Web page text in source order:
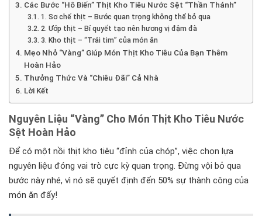
Các Bước “Hô Biến” Thịt Kho Tiêu Nước Sệt “Thần Thánh”
1. Sơ chế thịt – Bước quan trọng không thể bỏ qua
2. Ướp thịt – Bí quyết tạo nên hương vị đậm đà
3. Kho thịt – “Trái tim” của món ăn
Mẹo Nhỏ “Vàng” Giúp Món Thịt Kho Tiêu Của Bạn Thêm
Hoàn Hảo
Thưởng Thức Và “Chiêu Đãi” Cả Nhà
Lời Kết
Nguyên Liệu “Vàng” Cho Món Thịt Kho Tiêu Nước
Sệt Hoàn Hảo
Để có một nồi thịt kho tiêu “đỉnh của chóp”, việc chọn lựa
nguyên liệu đóng vai trò cực kỳ quan trọng. Đừng vội bỏ qua
bước này nhé, vì nó sẽ quyết định đến 50% sự thành công của
món ăn đấy!